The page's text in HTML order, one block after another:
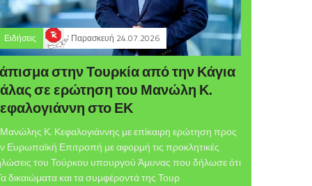
Ειδήσεις Παρασκευή 24.07.2026
στην Τουρκία από την Κάγια
σε ερώτηση του Μανώλη Κ.
στο ΕΚ
Κ. Κεφαλογιάννης με επίκαιρη ερώτηση προς
Ευρωπαϊκή Επιτροπή με αφορμή τις προκλητικές
του Τούρκου υπουργού Άμυνας που δήλωσε ότι
δικαιώματα και τα συμφέροντά της Τουρ